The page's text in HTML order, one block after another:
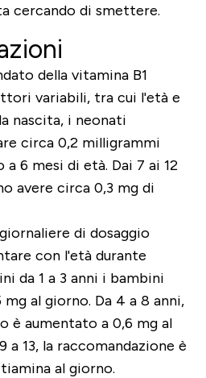
cercando di smettere.
della vitamina B1
variabili, tra cui l'età e
nascita, i neonati
circa 0,2 milligrammi
6 mesi di età. Dai 7 ai 12
avere circa 0,3 mg di
di dosaggio
con l'età durante
da 1 a 3 anni i bambini
al giorno. Da 4 a 8 anni,
è aumentato a 0,6 mg al
a 13, la raccomandazione è
al giorno.